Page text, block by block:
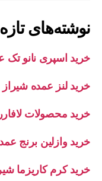
نوشته‌های تازه
خرید اسپری نانو تک
خرید لنز عمده شیراز
خرید محصولات
خرید وازلین برنج
خرید کرم کاریزما